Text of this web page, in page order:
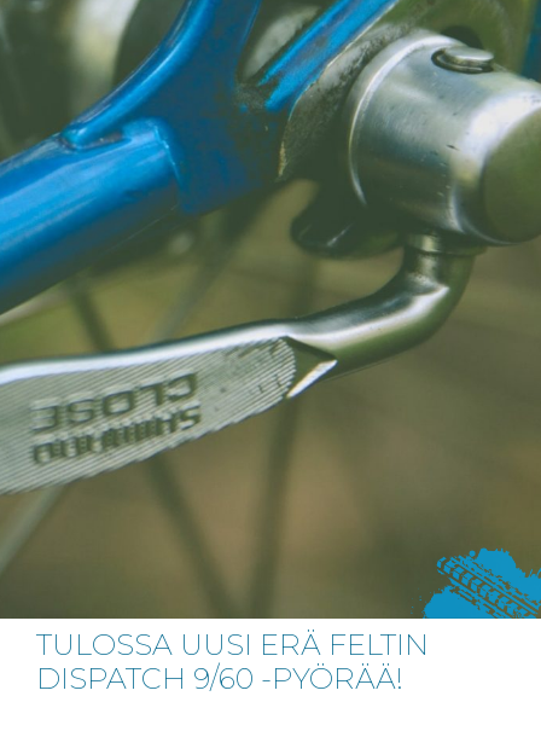
TULOSSA UUSI ERÄ FELTIN
DISPATCH 9/60 -PYÖRÄÄ!